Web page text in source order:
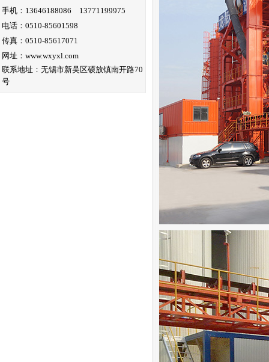
手机：13646188086 13771199975
电话：0510-85601598
传真：0510-85617071
网址：www.wxyxl.com
联系地址：无锡市新吴区硕放镇南开路70
号